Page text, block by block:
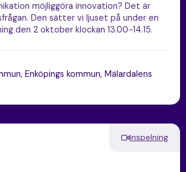
möjliggöra innovation? Det är
Den sätter vi ljuset på under en
den 2 oktober klockan 13.00-14.15.
Enköpings kommun, Mälardalens
Inspelning